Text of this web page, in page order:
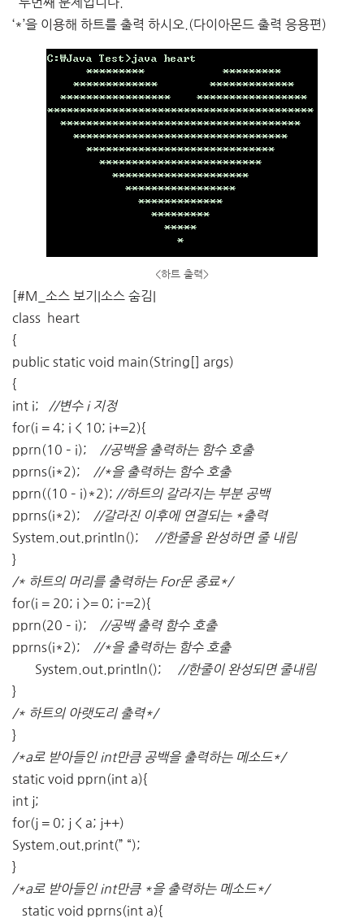
‘*’을 이용해 하트를 출력 하시오.(다이아몬드 출력 응용편)
<하트 출력>
[#M_소스 보기|소스 숨김|
class heart
{
public static void main(String[] args)
{
int i;
//변수 i 지정
for(i = 4; i < 10; i+=2){
pprn(10 – i);
//공백을 출력하는 함수 호출
pprns(i*2);
//*을 출력하는 함수 호출
pprn((10 – i)*2); //하트의 갈라지는 부분 공백
pprns(i*2);
//갈라진 이후에 연결되는 *출력
System.out.println();
//한줄을 완성하면 줄 내림
}
/* 하트의 머리를 출력하는 For문 종료*/
for(i = 20; i >= 0; i-=2){
pprn(20 – i);
//공백 출력 함수 호출
pprns(i*2);
//*을 출력하는 함수 호출
System.out.println();
//한줄이 완성되면 줄내림
}
/* 하트의 아랫도리 출력*/
}
/*a로 받아들인 int만큼 공백을 출력하는 메소드*/
static void pprn(int a){
int j;
for(j = 0; j < a; j++)
System.out.print(” “);
}
/*a로 받아들인 int만큼 *을 출력하는 메소드*/
static void pprns(int a){